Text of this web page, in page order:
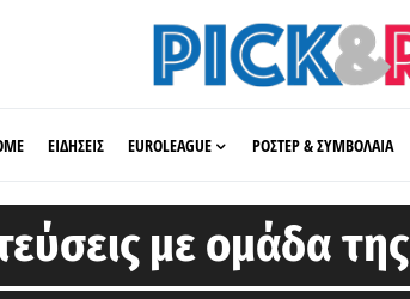
ΕΙΔΗΣΕΙΣ EUROLEAGUE ΡΟΣΤΕΡ & ΣΥΜΒΟΛΑΙΑ
με ομάδα της